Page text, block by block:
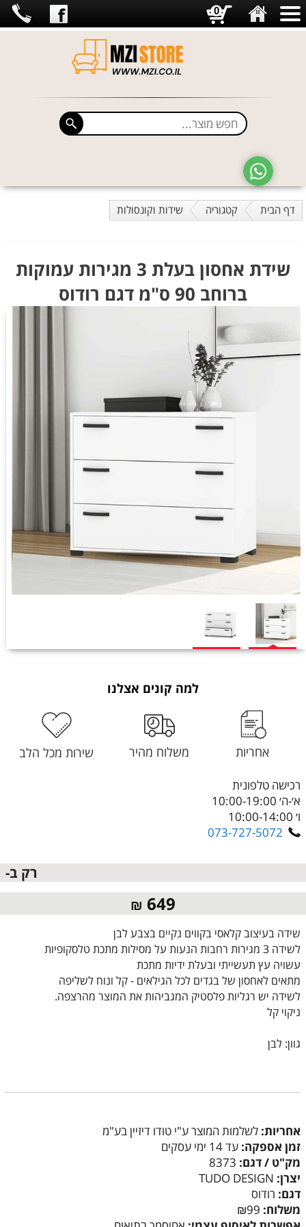
דף הבית קטגוריה שידות וקונסולות
שידת אחסון בעלת 3 מגירות עמוקות
ברוחב 90 ס"מ דגם רודוס
למה קונים אצלנו
אחריות משלוח מהיר שירות מכל הלב
רכישה טלפונית
א׳-ה׳ 10:00-19:00
ו׳ 10:00-14:00
073-727-5072
רק ב-
649
₪
שידה בעיצוב קלאסי בקווים נקיים בצבע לבן
לשידה 3 מגירות רחבות הנעות על מסילות מתכת טלסקופיות
עשויה עץ תעשייתי ובעלת ידיות מתכת
מתאים לאחסון של בגדים לכל הגילאים - קל ונוח לשליפה
לשידה יש רגליות פלסטיק המגביהות את המוצר מהרצפה.
ניקוי קל
גוון: לבן
אחריות: לשלמות המוצר ע"י טודו דיזיין בע"מ
זמן אספקה: עד 14 ימי עסקים
מק"ט / דגם: 8373
יצרן: TUDO DESIGN
דגם: רודוס
משלוח: ₪99
0